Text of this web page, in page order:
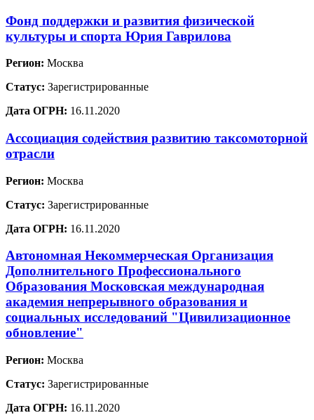
Фонд поддержки и развития физической
культуры и спорта Юрия Гаврилова
Регион: Москва
Статус: Зарегистрированные
Дата ОГРН: 16.11.2020
Ассоциация содействия развитию таксомоторной
отрасли
Регион: Москва
Статус: Зарегистрированные
Дата ОГРН: 16.11.2020
Автономная Некоммерческая Организация
Дополнительного Профессионального
Образования Московская международная
академия непрерывного образования и
социальных исследований "Цивилизационное
обновление"
Регион: Москва
Статус: Зарегистрированные
Дата ОГРН: 16.11.2020